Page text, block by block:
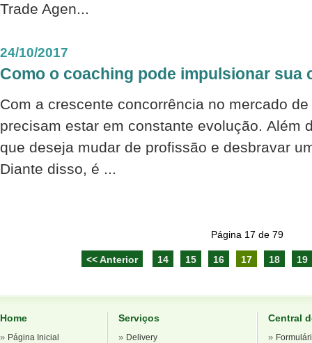
Trade Agen...
24/10/2017
Como o coaching pode impulsionar sua
Com a crescente concorrência no mercado
precisam estar em constante evolução. Além
que deseja mudar de profissão e desbravar
Diante disso, é ...
Página 17 de 79
<< Anterior 14 15 16 17 18 19
Home
» Página Inicial
Serviços
» Delivery
Central
»